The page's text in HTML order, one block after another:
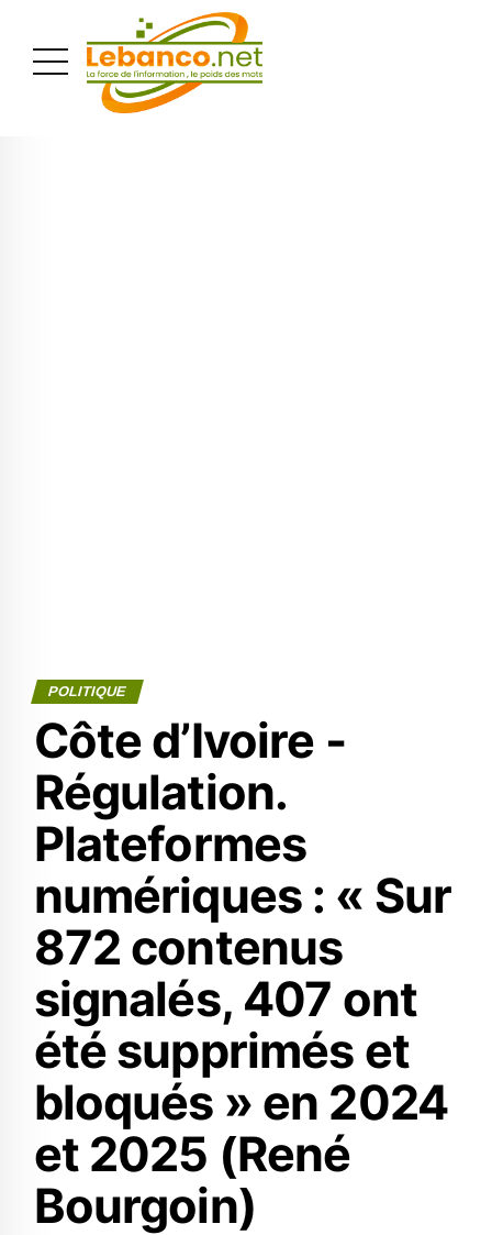
POLITIQUE
Côte d’Ivoire -
Régulation.
Plateformes
numériques : « Sur
872 contenus
signalés, 407 ont
été supprimés et
bloqués » en 2024
et 2025 (René
Bourgoin)